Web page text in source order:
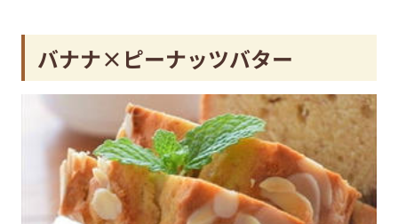
バナナ×ピーナッツバター